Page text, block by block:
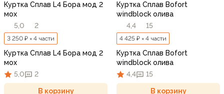
Куртка Сплав L4 Бора мод 2
мох
5,0
2
3 250 ₽ × 4 части
Куртка Сплав L4 Бора мод 2
мох
5,0
2
В корзину
Куртка Сплав Bofort
windblock олива
4,4
15
4 425 ₽ × 4 части
Куртка Сплав Bofort
windblock олива
4,4
15
В корзину